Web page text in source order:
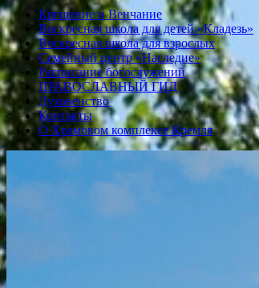
Крещение и Венчание
Воскресная школа для детей «Кладезь»
Воскресная школа для взрослых
Семейный центр «Наследие»
Расписание богослужений
ПРАВОСЛАВНЫЙ ГИД
Духовенство
Контакты
О Храмовом комплексе Кремля